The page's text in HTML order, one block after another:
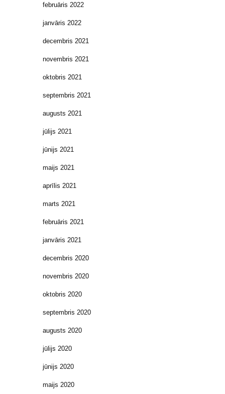
februāris 2022
janvāris 2022
decembris 2021
novembris 2021
oktobris 2021
septembris 2021
augusts 2021
jūlijs 2021
jūnijs 2021
maijs 2021
aprīlis 2021
marts 2021
februāris 2021
janvāris 2021
decembris 2020
novembris 2020
oktobris 2020
septembris 2020
augusts 2020
jūlijs 2020
jūnijs 2020
maijs 2020